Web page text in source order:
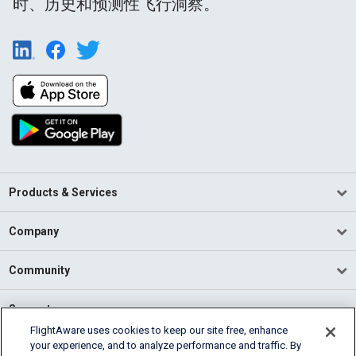
Products & Services
Company
Community
Support
English (USA)
FlightAware uses cookies to keep our site free, enhance
your experience, and to analyze performance and traffic. By